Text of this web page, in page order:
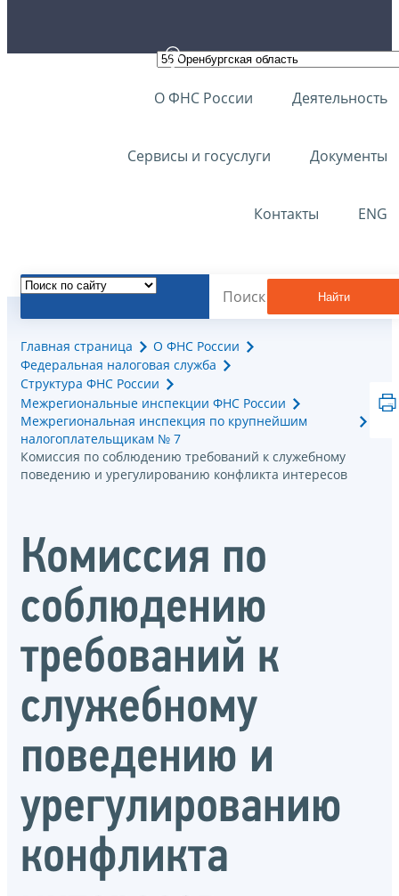
О ФНС России Деятельность
Сервисы и госуслуги Документы
Контакты ENG
Найти
Главная страница
О ФНС России
Федеральная налоговая служба
Структура ФНС России
Межрегиональные инспекции ФНС России
Межрегиональная инспекция по крупнейшим
налогоплательщикам № 7
Комиссия по соблюдению требований к служебному
поведению и урегулированию конфликта интересов
Комиссия по
соблюдению
требований к
служебному
поведению и
урегулированию
конфликта